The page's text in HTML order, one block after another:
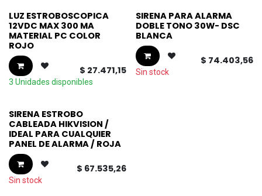
LUZ ESTROBOSCOPICA
12VDC MAX 300 MA
MATERIAL PC COLOR
ROJO
$ 27.471,15
3 Unidades disponibles
SIRENA PARA ALARMA
DOBLE TONO 30W- DSC
BLANCA
$ 74.403,56
Sin stock
SIRENA ESTROBO
CABLEADA HIKVISION /
IDEAL PARA CUALQUIER
PANEL DE ALARMA / ROJA
$ 67.535,26
Sin stock